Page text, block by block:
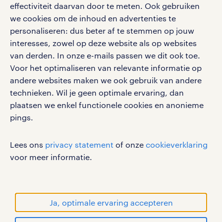
effectiviteit daarvan door te meten. Ook gebruiken
we cookies om de inhoud en advertenties te
personaliseren: dus beter af te stemmen op jouw
interesses, zowel op deze website als op websites
van derden. In onze e-mails passen we dit ook toe.
Voor het optimaliseren van relevante informatie op
andere websites maken we ook gebruik van andere
technieken. Wil je geen optimale ervaring, dan
plaatsen we enkel functionele cookies en anonieme
pings.
Lees ons privacy statement of onze cookieverklaring
voor meer informatie.
Ja, optimale ervaring accepteren
social media
Volg ons voor de leukste content omtrent
vacatures, solliciteren en inspiratie.
gebruikersvoorwaarden
disclaimer
sitemap